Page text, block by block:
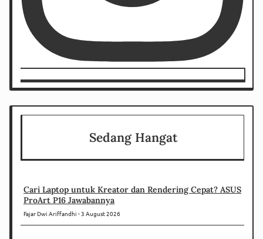
Sedang Hangat
Cari Laptop untuk Kreator dan Rendering Cepat? ASUS
ProArt P16 Jawabannya
Fajar Dwi Ariffandhi 3 August 2026